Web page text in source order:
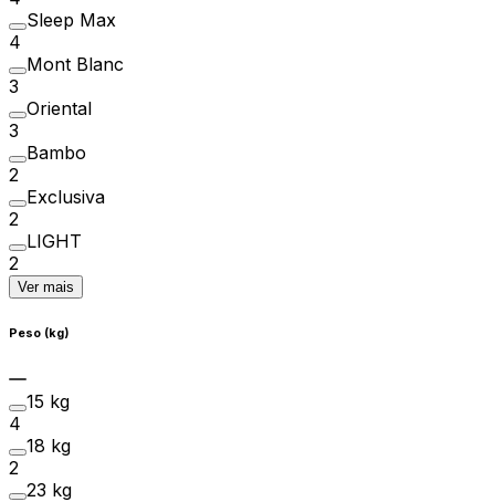
Sleep Max
4
Mont Blanc
3
Oriental
3
Bambo
2
Exclusiva
2
LIGHT
2
Ver mais
Peso (kg)
15 kg
4
18 kg
2
23 kg